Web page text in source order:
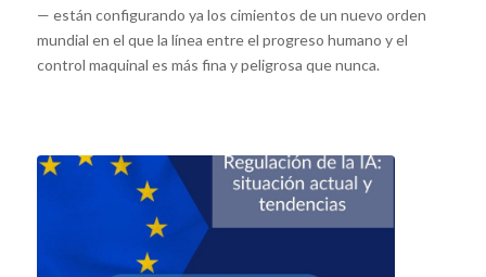
— están configurando ya los cimientos de un nuevo orden
mundial en el que la línea entre el progreso humano y el
control maquinal es más fina y peligrosa que nunca.